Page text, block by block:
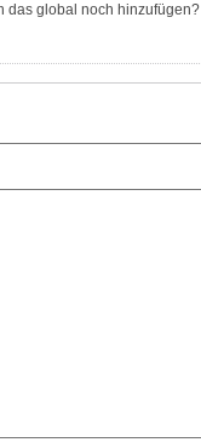
das global noch hinzufügen?